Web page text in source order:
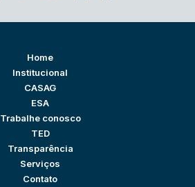
Home
Institucional
CASAG
ESA
Trabalhe conosco
TED
Transparência
Serviços
Contato